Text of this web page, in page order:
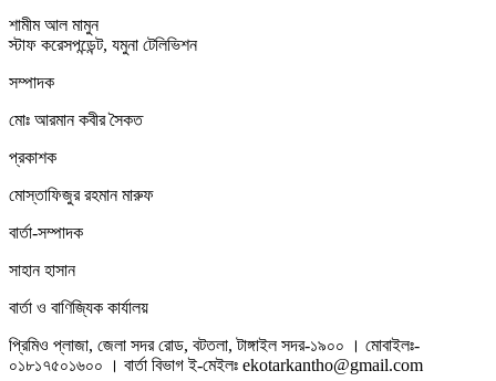
শামীম আল মামুন
স্টাফ করেসপন্ডেন্ট, যমুনা টেলিভিশন
সম্পাদক
মোঃ আরমান কবীর সৈকত
প্রকাশক
মোস্তাফিজুর রহমান মারুফ
বার্তা-সম্পাদক
সাহান হাসান
বার্তা ও বাণিজ্যিক কার্যালয়
প্রিমিও প্লাজা, জেলা সদর রোড, বটতলা, টাঙ্গাইল সদর-১৯০০ । মোবাইলঃ-
০১৮১৭৫০১৬০০ । বার্তা বিভাগ ই-মেইলঃ ekotarkantho@gmail.com